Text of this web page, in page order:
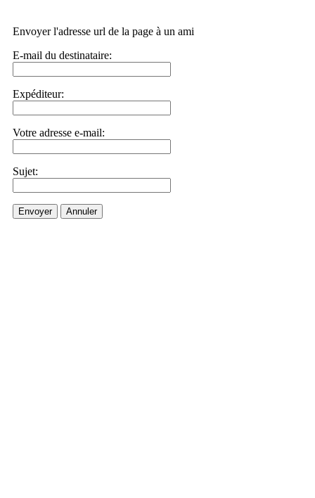
Envoyer l'adresse url de la page à un ami
E-mail du destinataire:
Expéditeur:
Votre adresse e-mail:
Sujet:
Envoyer Annuler